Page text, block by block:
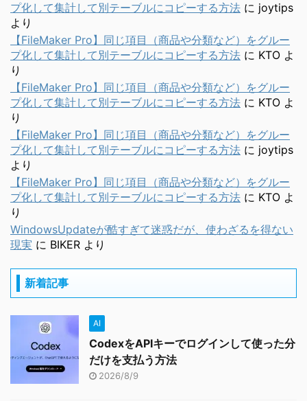
プ化して集計して別テーブルにコピーする方法 に joytips
より
【FileMaker Pro】同じ項目（商品や分類など）をグルー
プ化して集計して別テーブルにコピーする方法 に KTO よ
り
【FileMaker Pro】同じ項目（商品や分類など）をグルー
プ化して集計して別テーブルにコピーする方法 に KTO よ
り
【FileMaker Pro】同じ項目（商品や分類など）をグルー
プ化して集計して別テーブルにコピーする方法 に joytips
より
【FileMaker Pro】同じ項目（商品や分類など）をグルー
プ化して集計して別テーブルにコピーする方法 に KTO よ
り
WindowsUpdateが酷すぎて迷惑だが、使わざるを得ない
現実 に BIKER より
新着記事
AI
CodexをAPIキーでログインして使った分
だけを支払う方法
2026/8/9